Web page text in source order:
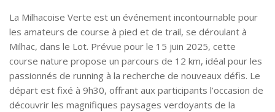
La Milhacoise Verte est un événement incontournable pour
les amateurs de course à pied et de trail, se déroulant à
Milhac, dans le Lot. Prévue pour le 15 juin 2025, cette
course nature propose un parcours de 12 km, idéal pour les
passionnés de running à la recherche de nouveaux défis. Le
départ est fixé à 9h30, offrant aux participants l’occasion de
découvrir les magnifiques paysages verdoyants de la